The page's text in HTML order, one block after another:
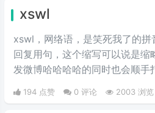
xswl
xswl，网络语，是笑死我了的
回复用句，这个缩写可以说是缩
发微博哈哈哈哈的同时也会顺手
194 点赞 0 评论 2003 浏览